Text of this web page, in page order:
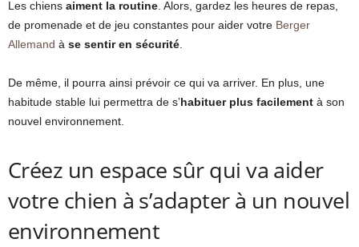
Les chiens aiment la routine. Alors, gardez les heures de repas,
de promenade et de jeu constantes pour aider votre Berger
Allemand à se sentir en sécurité.
De même, il pourra ainsi prévoir ce qui va arriver. En plus, une
habitude stable lui permettra de s’habituer plus facilement à son
nouvel environnement.
Créez un espace sûr qui va aider
votre chien à s’adapter à un nouvel
environnement